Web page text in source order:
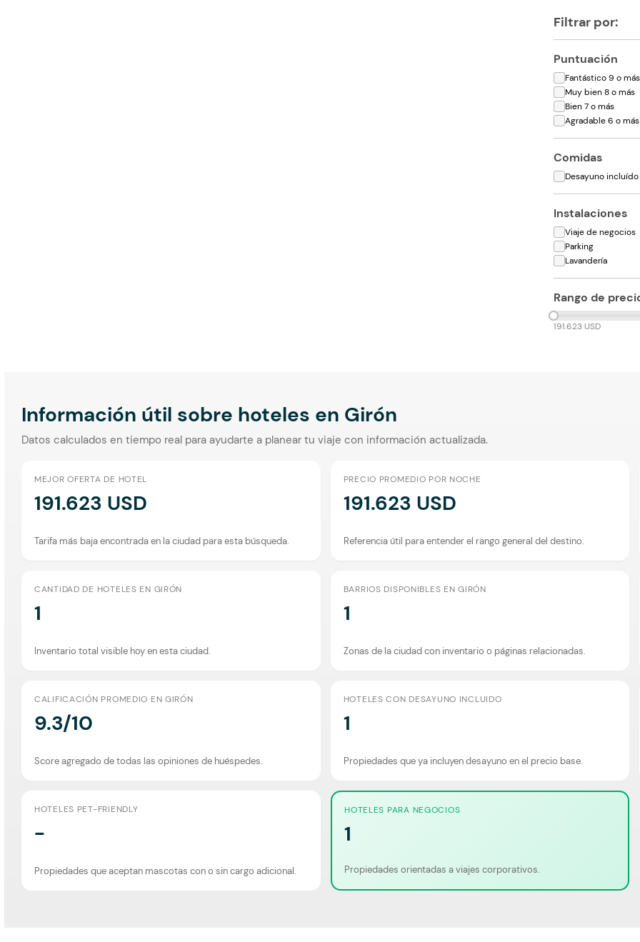
Filtrar por:
Puntuación
Fantástico 9 o más
Muy bien 8 o más
Bien 7 o más
Agradable 6 o más
Comidas
Desayuno incluído
Instalaciones
Viaje de negocios
Parking
Lavandería
Rango de
191.623 USD
Información útil sobre hoteles en Girón
Datos calculados en tiempo real para ayudarte a planear tu viaje con información actualizada.
MEJOR OFERTA DE HOTEL
191.623 USD
Tarifa más baja encontrada en la ciudad para esta búsqueda.
PRECIO PROMEDIO POR NOCHE
191.623 USD
Referencia útil para entender el rango general del destino.
CANTIDAD DE HOTELES EN GIRÓN
1
Inventario total visible hoy en esta ciudad.
BARRIOS DISPONIBLES EN GIRÓN
1
Zonas de la ciudad con inventario o páginas relacionadas.
CALIFICACIÓN PROMEDIO EN GIRÓN
9.3/10
Score agregado de todas las opiniones de huéspedes.
HOTELES CON DESAYUNO INCLUIDO
1
Propiedades que ya incluyen desayuno en el precio base.
HOTELES PET-FRIENDLY
-
Propiedades que aceptan mascotas con o sin cargo adicional.
HOTELES PARA NEGOCIOS
1
Propiedades orientadas a viajes corporativos.